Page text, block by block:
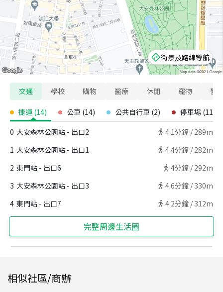
街景及路線導航
交通 學校 購物 醫療 休閒 寵物 警
捷運 (14) 公車 (14) 公共自行車 (2) 停車場 (11
0 大安森林公園站 - 出口2 4.1分鐘 / 289m
1 大安森林公園站 - 出口1 4.4分鐘 / 282m
2 東門站 - 出口6 4分鐘 / 292m
3 大安森林公園站 - 出口3 4.6分鐘 / 330m
4 東門站 - 出口7 4.2分鐘 / 312m
完整周邊生活圈
相似社區/商辦